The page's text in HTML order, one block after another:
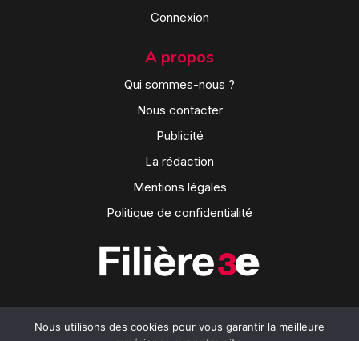
Connexion
A propos
Qui sommes-nous ?
Nous contacter
Publicité
La rédaction
Mentions légales
Politique de confidentialité
Nous utilisons des cookies pour vous garantir la meilleure